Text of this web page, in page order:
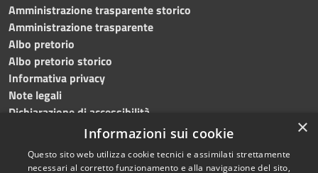
Amministrazione trasparente storico
Amministrazione trasparente
Albo pretorio
Albo pretorio storico
Informativa privacy
Note legali
Dichiarazione di accessibilità
×
Informazioni sui cookie
Questo sito web utilizza cookie tecnici e assimilati strettamente
necessari al corretto funzionamento e alla navigazione del sito,